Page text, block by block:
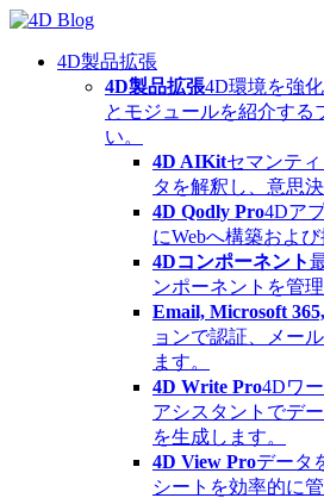
Skip
content4D製品拡張
4D製品拡張4D環境を強
とモジュールを紹介する
い。
4D AIKitセマンテ
タを解釈し、意思
4D Qodly Pro4Dア
にWebへ構築および
4Dコンポーネント
ンポーネントを管
Email, Microsoft
ョンで認証、メー
ます。
4D Write Pro4Dワ
アシスタントでデ
を生成します。
4D View Proデータ
シートを効率的に管